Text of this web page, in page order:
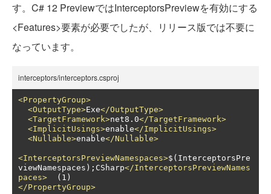
す。C# 12 PreviewではInterceptorsPreviewを有効にする
<Features>要素が必要でしたが、リリース版では不要に
なっています。
interceptors/interceptors.csproj
<PropertyGroup>
<OutputType>Exe</OutputType>
<TargetFramework>net8.0</TargetFramework>
<ImplicitUsings>enable</ImplicitUsings>
<Nullable>enable</Nullable>
<InterceptorsPreviewNamespaces>$(InterceptorsPre
viewNamespaces);CSharp</InterceptorsPreviewNames
paces>
</PropertyGroup>